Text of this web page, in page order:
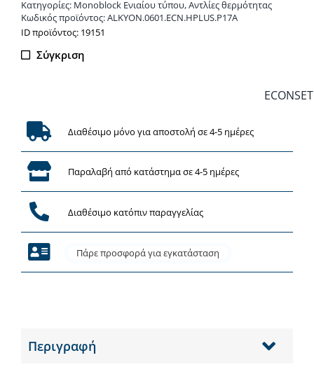
-
Αντλία
ποσότητα
Κατηγορίες: Monoblock Ενιαίου τύπου,Αντλίες θερμότητας
Κωδικός προϊόντος:ALKYON.0601.ECN.HPLUS.P17A
ΙD προϊόντος: 19151
Σύγκριση
ECONSET
Διαθέσιμο μόνο για αποστολή σε 4-5 ημέρες
Παραλαβή από κατάστημα σε 4-5 ημέρες
Διαθέσιμο κατόπιν παραγγελίας
Πάρε προσφορά για εγκατάσταση
Περιγραφή